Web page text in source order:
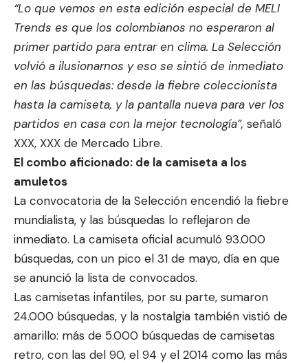
“Lo que vemos en esta edición especial de MELI
Trends es que los colombianos no esperaron al
primer partido para entrar en clima. La Selección
volvió a ilusionarnos y eso se sintió de inmediato
en las búsquedas: desde la fiebre coleccionista
hasta la camiseta, y la pantalla nueva para ver los
partidos en casa con la mejor tecnología”, señaló
XXX, XXX de Mercado Libre.
El combo aficionado: de la camiseta a los
amuletos
La convocatoria de la Selección encendió la fiebre
mundialista, y las búsquedas lo reflejaron de
inmediato. La camiseta oficial acumuló 93.000
búsquedas, con un pico el 31 de mayo, día en que
se anunció la lista de convocados.
Las camisetas infantiles, por su parte, sumaron
24.000 búsquedas, y la nostalgia también vistió de
amarillo: más de 5.000 búsquedas de camisetas
retro, con las del 90, el 94 y el 2014 como las más